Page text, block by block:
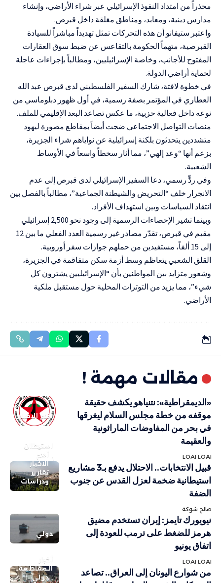
محذراً من امتداد النفوذ الإسرائيلي عبر شراء الأراضي، وإنشاء
مدارس دينية، ومعابد، ومناطق مغلقة داخل قبرص.
واعتبر ستيفانو أن هذه التحركات تمثل تهديداً مباشراً للسيادة
القبرصية، متهماً الحكومة بالتقاعس عن ضبط سوق العقارات
المفتوح للأجانب، وخاصة الإسرائيليين، ومطالباً بإجراءات عاجلة
لحماية أراضي الدولة.
في خطوة لافتة، شارك السفير الفلسطيني لدى قبرص عبد الله
العطاري في المؤتمر بصفة رسمية، في أول ظهور دبلوماسي من
نوعه داخل فعالية حزبية، ما عكس تصاعد البعد الإقليمي للملف.
منصات التواصل الاجتماعي ضجت أيضاً بمقاطع مصورة ليهود
متشددين يتحدثون بلكنة إسرائيلية عن نواياهم شراء الجزيرة،
بزعم أنها “وعد إلهي”، مما أثار سخطاً واسعاً في الأوساط
الشعبية.
وفي ردٍّ رسمي، دعا السفير الإسرائيلي لدى قبرص إلى عدم
الانجرار خلف “التحريض والشيطنة الجماعية”، مطالباً بالفصل بين
انتقاد السياسات وبين استهداف الأفراد.
وبينما تشير الإحصاءات الرسمية إلى وجود نحو 2,500 إسرائيلي
مقيم في قبرص، تقدّر مصادر غير رسمية العدد الفعلي ما بين 12
إلى 15 ألفاً، مستفيدين من حملهم جوازات سفر أوروبية.
القلق الشعبي يتعاظم وسط أزمة سكن متفاقمة في الجزيرة،
وشعور متزايد بين المواطنين بأن “الإسرائيليين يشترون كل
شيء”، مما يزيد من التوترات المحلية حول مستقبل ملكية
الأراضي.
مقالات مهمة !
أهم الاخبار
«الديمقراطية»: نتنياهو يكشف حقيقة
موقفه من خطة مجلس السلام ليغرقها
في بحر من المفاوضات الماراثونية
والعقيمة
LOAI LOAI
استيطان
أهم
الاخبار
تقارير
ودراسات
قبيل الانتخابات.. الاحتلال يدفع بـ3 مشاريع
استيطانية ضخمة لعزل القدس عن جنوب
الضفة
صالح شوكة
دولي
نيويورك تايمز: إيران تستخدم مضيق
هرمز للضغط على ترمب للعودة إلى
اتفاق يونيو
LOAI LOAI
أخبار
المقاطعة
دولي
من شوارع اليونان إلى العراق.. تصاعد